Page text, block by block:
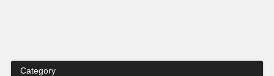
Category